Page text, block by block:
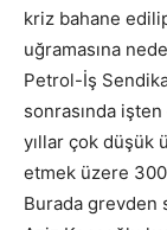
kriz bahane
uğramasına
Petrol-İş
sonrasında işten
yıllar çok düşük
etmek üzere
Burada grevden